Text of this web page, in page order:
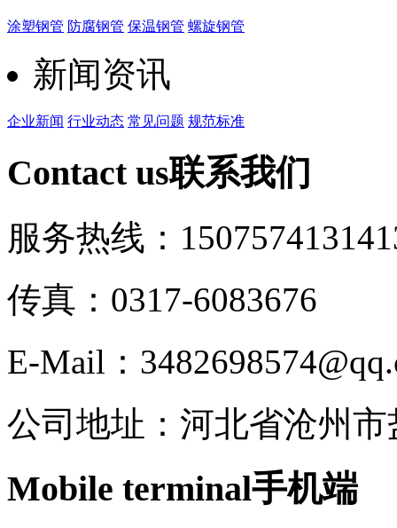
涂塑钢管 防腐钢管 保温钢管 螺旋钢管
新闻资讯
企业新闻 行业动态 常见问题 规范标准
Contact us联系我们
服务热线：15075741314
传真：0317-6083676
E-Mail：
公司地址：河北省沧州
Mobile terminal手机端